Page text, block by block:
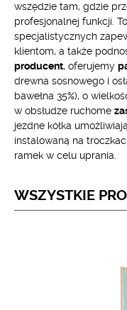
wszędzie tam, gdzie
profesjonalnej funkcji.
specjalistycznych
klientom, a także
producent, oferujemy
drewna sosnowego i
bawełna 35%), o
w obsłudze ruchome
jezdne kółka
instalowaną na
ramek w celu uprania.
WSZYSTKIE